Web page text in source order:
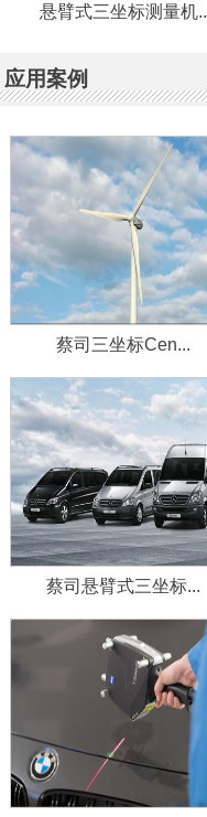
悬臂式三坐标测量机..
应用案例
蔡司三坐标Cen...
蔡司悬臂式三坐标...